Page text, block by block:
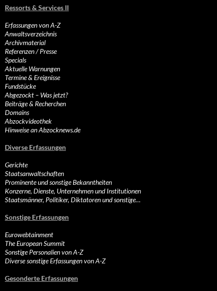
Ressorts & Services II
Erfassungen von A-Z
Anwaltsverzeichnis
Archivmaterial
Referenzen / Presse
Specials
Aktuelle Warnungen
Termine & Ereignisse
Fundstücke
Abgezockt – Was jetzt?
Beiträge & Recherchen
Domains
Abzockvideothek
Hinweise an Abzocknews.de
Diverse Erfassungen
Gerichte
Staatsanwaltschaften
Prominente und sonstige Bekanntheiten
Konzerne, Dienste, Unternehmen und Institutionen
Staatsmänner, Politiker, Diktatoren und sonstige…
Sonstige Erfassungen
Eurowebtainment
The European Summit
Sonstige Personalien von A-Z
Diverse sonstige Erfassungen von A-Z
Gesonderte Erfassungen